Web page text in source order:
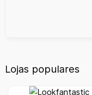
Lojas populares